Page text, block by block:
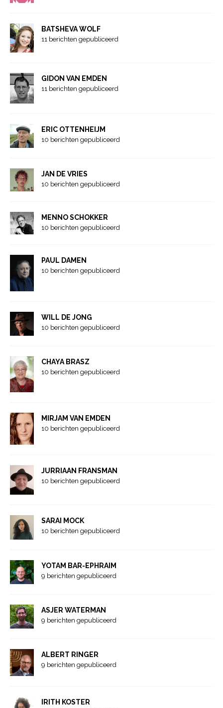
BATSHEVA WOLF
11 berichten gepubliceerd
GIDON VAN EMDEN
11 berichten gepubliceerd
ERIC OTTENHEIJM
10 berichten gepubliceerd
JAN DE VRIES
10 berichten gepubliceerd
MENNO SCHOKKER
10 berichten gepubliceerd
PAUL DAMEN
10 berichten gepubliceerd
WILL DE JONG
10 berichten gepubliceerd
CHAYA BRASZ
10 berichten gepubliceerd
MIRJAM VAN EMDEN
10 berichten gepubliceerd
JURRIAAN FRANSMAN
10 berichten gepubliceerd
SARAI MOCK
10 berichten gepubliceerd
YOTAM BAR-EPHRAIM
9 berichten gepubliceerd
ASJER WATERMAN
9 berichten gepubliceerd
ALBERT RINGER
9 berichten gepubliceerd
IRITH KOSTER